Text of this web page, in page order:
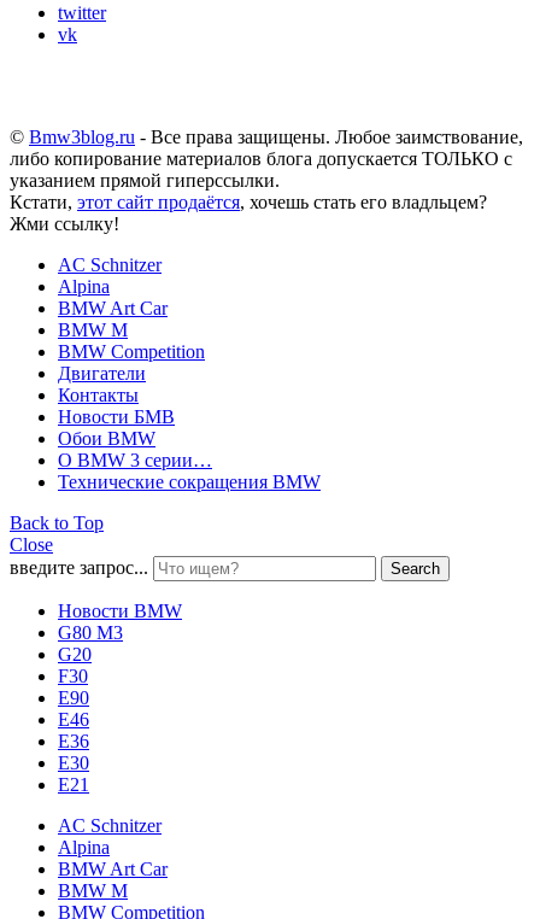
twitter
vk
© Bmw3blog.ru - Все права защищены. Любое заимствование,
либо копирование материалов блога допускается ТОЛЬКО с
указанием прямой гиперссылки.
Кстати, этот сайт продаётся, хочешь стать его владльцем?
Жми ссылку!
AC Schnitzer
Alpina
BMW Art Car
BMW M
BMW Competition
Двигатели
Контакты
Новости БМВ
Обои BMW
О BMW 3 серии…
Технические сокращения BMW
Back to Top
Close
введите запрос...
Search
Новости BMW
G80 M3
G20
F30
E90
E46
E36
E30
E21
AC Schnitzer
Alpina
BMW Art Car
BMW M
BMW Competition